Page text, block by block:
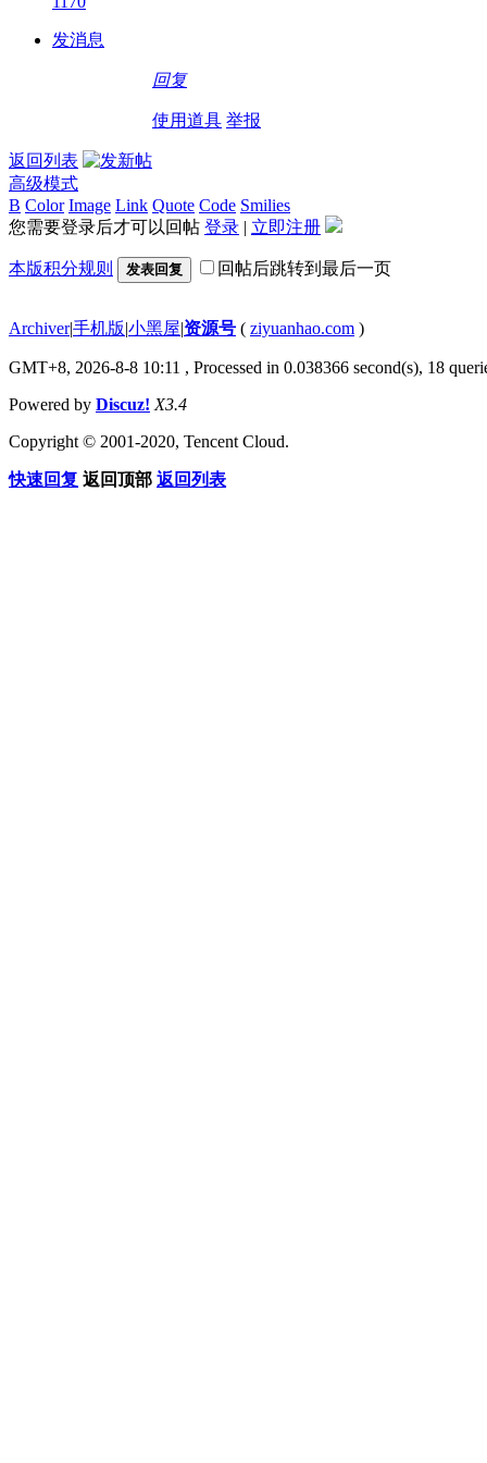
发消息
回复
使用道具 举报
返回列表
高级模式
B Color Image Link Quote Code Smilies
您需要登录后才可以回帖 登录 | 立即注册
本版积分规则 发表回复 回帖后跳转到最后一页
Archiver|手机版|小黑屋|资源号 ( ziyuanhao.com )
GMT+8, 2026-8-8 10:11 , Processed in 0.038366 second(s), 18
Powered by Discuz! X3.4
Copyright © 2001-2020, Tencent Cloud.
快速回复 返回顶部 返回列表